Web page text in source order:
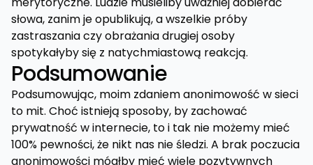
słowa, zanim je opublikują, a wszelkie próby
zastraszania czy obrażania drugiej osoby
spotykałyby się z natychmiastową reakcją.
Podsumowanie
Podsumowując, moim zdaniem anonimowość w sieci
to mit. Choć istnieją sposoby, by zachować
prywatność w internecie, to i tak nie możemy mieć
100% pewności, że nikt nas nie śledzi. A brak poczucia
anonimowości mógłby mieć wiele pozytywnych